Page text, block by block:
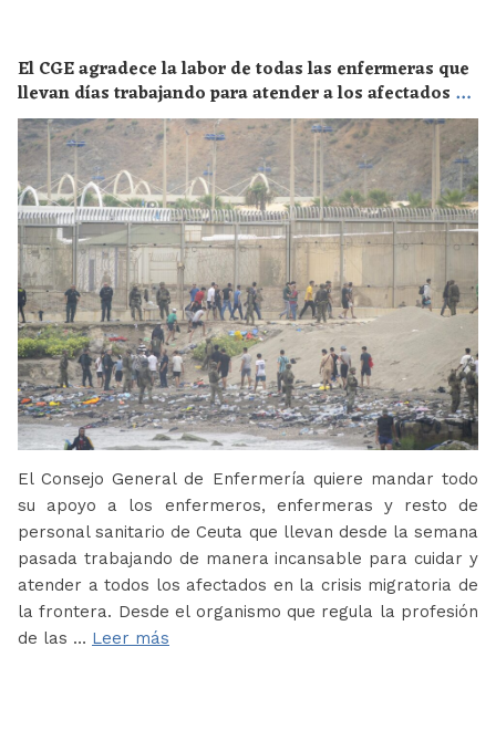
El CGE agradece la labor de todas las enfermeras que
llevan días trabajando para atender a los afectados de
la crisis migratoria de Ceuta
El Consejo General de Enfermería quiere mandar todo
su apoyo a los enfermeros, enfermeras y resto de
personal sanitario de Ceuta que llevan desde la semana
pasada trabajando de manera incansable para cuidar y
atender a todos los afectados en la crisis migratoria de
la frontera. Desde el organismo que regula la profesión
de las … Leer más